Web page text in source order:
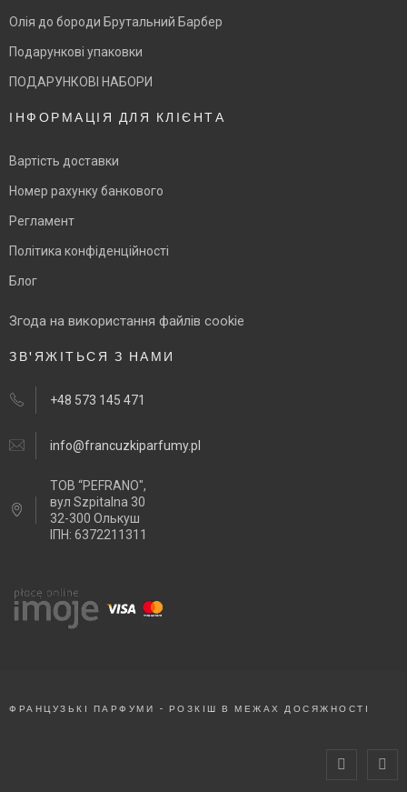
Олія до бороди Брутальний Барбер
Подарункові упаковки
ПОДАРУНКОВІ НАБОРИ
ІНФОРМАЦІЯ ДЛЯ КЛІЄНТА
Вартість доставки
Номер рахунку банкового
Регламент
Політика конфіденційності
Блог
Згода на використання файлів cookie
ЗВ'ЯЖІТЬСЯ З НАМИ
+48 573 145 471
info@francuzkiparfumy.pl
ТОВ “PEFRANO",
вул Szpitalna 30
32-300 Олькуш
ІПН: 6372211311
ФРАНЦУЗЬКІ ПАРФУМИ - РОЗКІШ В МЕЖАХ ДОСЯЖНОСТІ